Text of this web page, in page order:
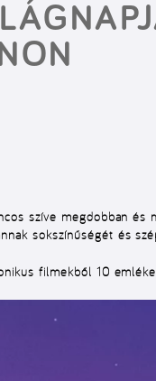
szíve megdobban és
sokszínűségét és
filmekből 10